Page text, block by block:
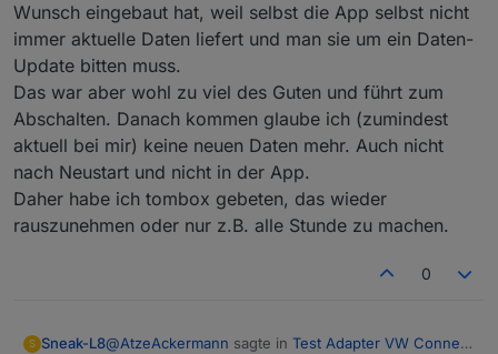
Wunsch eingebaut hat, weil selbst die App selbst nicht
immer aktuelle Daten liefert und man sie um ein Daten-
Update bitten muss.
Das war aber wohl zu viel des Guten und führt zum
Abschalten. Danach kommen glaube ich (zumindest
aktuell bei mir) keine neuen Daten mehr. Auch nicht
nach Neustart und nicht in der App.
Daher habe ich tombox gebeten, das wieder
rauszunehmen oder nur z.B. alle Stunde zu machen.
0
S Sneak-L8@AtzeAckermann sagte in Test Adapter VW Connect